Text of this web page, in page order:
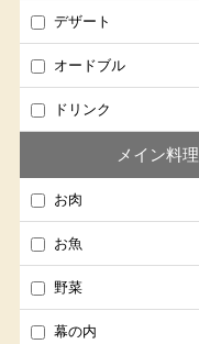
デザート
オードブル
ドリンク
メイン料理
お肉
お魚
野菜
幕の内